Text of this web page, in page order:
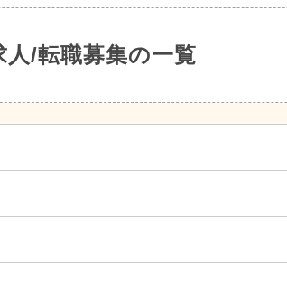
人/転職募集の一覧